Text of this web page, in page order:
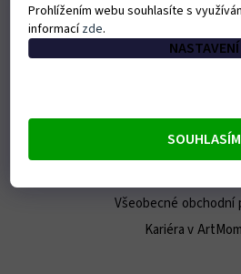
O
Náš tým
Všeobecné obchodní
Kariéra v
Prohlížením webu souhlasíte s
informacízde.
NASTAVENÍ
SOUHLASÍM